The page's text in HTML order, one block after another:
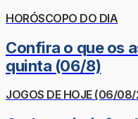
HORÓSCOPO DO DIA
Confira o que os
quinta (06/8)
JOGOS DE HOJE (06/